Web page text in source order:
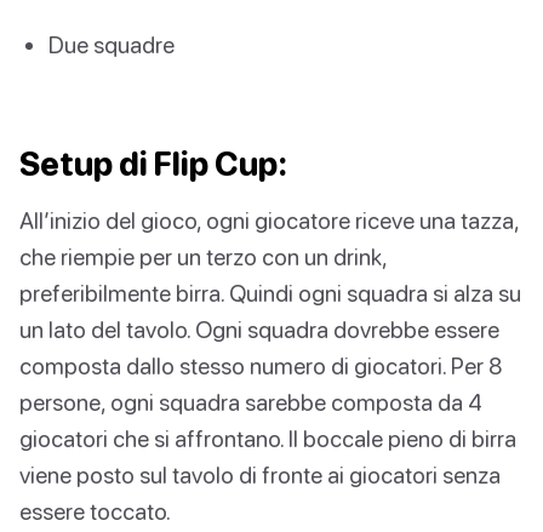
Due squadre
Setup di Flip Cup:
All’inizio del gioco, ogni giocatore riceve una tazza,
che riempie per un terzo con un drink,
preferibilmente birra. Quindi ogni squadra si alza su
un lato del tavolo. Ogni squadra dovrebbe essere
composta dallo stesso numero di giocatori. Per 8
persone, ogni squadra sarebbe composta da 4
giocatori che si affrontano. Il boccale pieno di birra
viene posto sul tavolo di fronte ai giocatori senza
essere toccato.